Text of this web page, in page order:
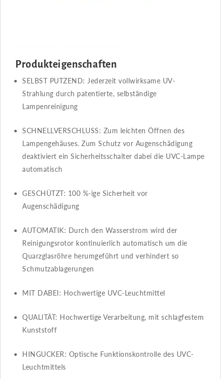
Produkteigenschaften
SELBST PUTZEND​​: Jederzeit vollwirksame UV-
Strahlung durch patentierte, selbständige
Lampenreinigung
SCHNELLVERSCHLUSS​​: Zum leichten Öffnen des
Lampengehäuses. Zum Schutz vor Augenschädigung
deaktiviert ein Sicherheitsschalter dabei die UVC-Lampe
automatisch
GESCHÜTZT​​: 100 %-ige Sicherheit vor
Augenschädigung
AUTOMATIK​​: Durch den Wasserstrom wird der
Reinigungsrotor kontinuierlich automatisch um die
Quarzglasröhre herumgeführt und verhindert so
Schmutzablagerungen
MIT DABEI​​: Hochwertige UVC-Leuchtmittel
QUALITÄT​​: Hochwertige Verarbeitung, mit schlagfestem
Kunststoff
HINGUCKER​​: Optische Funktionskontrolle des UVC-
Leuchtmittels